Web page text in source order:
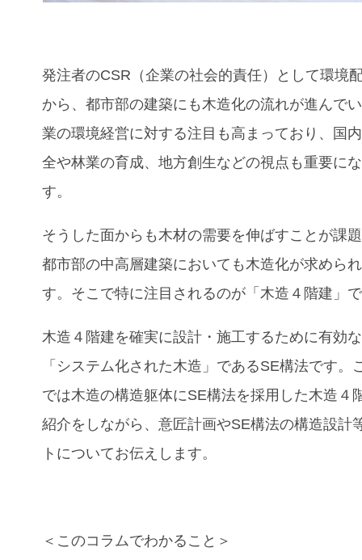
発注者のCSR（企業の社会的責任）として環境
から、都市部の建築にも木造化の流れが進んで
業の環境経営に対する注目も高まっており、国
全や林業の育成、地方創生などの視点も重要に
す。
そうした面からも木材の需要を伸ばすことが課
都市部の中高層建築においても木造化が求めら
す。そこで特に注目されるのが「木造４階建」
木造４階建を確実に設計・施工するために有効
「システム化された木造」であるSE構法です。
では木造の構造躯体にSE構法を採用した木造４
紹介をしながら、意匠計画やSE構法の構造設計
トについてお伝えします。
＜このコラムでわかること＞